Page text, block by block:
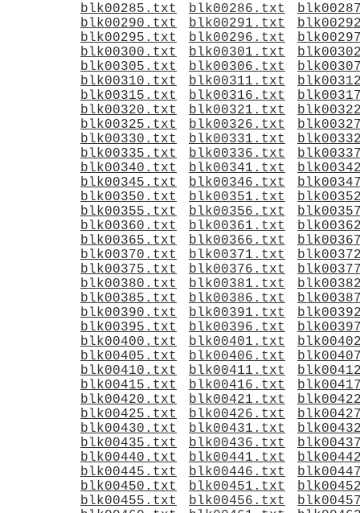
blk00285.txt
blk00286.txt
blk00290.txt
blk00291.txt
blk00295.txt
blk00296.txt
blk00300.txt
blk00301.txt
blk00305.txt
blk00306.txt
blk00310.txt
blk00311.txt
blk00315.txt
blk00316.txt
blk00320.txt
blk00321.txt
blk00325.txt
blk00326.txt
blk00330.txt
blk00331.txt
blk00335.txt
blk00336.txt
blk00340.txt
blk00341.txt
blk00345.txt
blk00346.txt
blk00350.txt
blk00351.txt
blk00355.txt
blk00356.txt
blk00360.txt
blk00361.txt
blk00365.txt
blk00366.txt
blk00370.txt
blk00371.txt
blk00375.txt
blk00376.txt
blk00380.txt
blk00381.txt
blk00385.txt
blk00386.txt
blk00390.txt
blk00391.txt
blk00395.txt
blk00396.txt
blk00400.txt
blk00401.txt
blk00405.txt
blk00406.txt
blk00410.txt
blk00411.txt
blk00415.txt
blk00416.txt
blk00420.txt
blk00421.txt
blk00425.txt
blk00426.txt
blk00430.txt
blk00431.txt
blk00435.txt
blk00436.txt
blk00440.txt
blk00441.txt
blk00445.txt
blk00446.txt
blk00450.txt
blk00451.txt
blk00455.txt
blk00456.txt